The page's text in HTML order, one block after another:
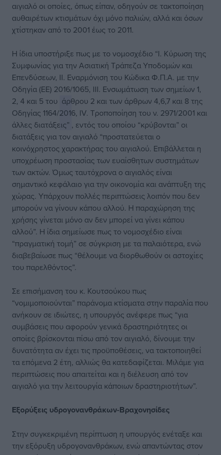
αιγιαλό οι οποίες, όπως είπαν, οδηγούν σε τακτοποίηση
αυθαιρέτων κτισμάτων όχι μόνο παλιών, αλλά και όσων
χτίστηκαν από το 2001 έως το 2011.
Η ίδια υποστήριξε πως με το νομοσχέδιο “I. Κύρωση της
Συμφωνίας για την Ασιατική Τράπεζα Υποδομών και
Επενδύσεων, II. Εναρμόνιση του Κώδικα Φ.Π.Α. με την
Οδηγία (ΕΕ) 2016/1065, III. Ενσωμάτωση των σημείων 1,
2, 4 και 5 του άρθρου 2 και των άρθρων 4,6,7 και 8 της
Οδηγίας 1164/2016, IV. Τροποποίηση του ν. 2971/2001 και
άλλες διατάξεις” , εντός του οποίου “κρύβονται” οι
διατάξεις για τον αιγιαλό “προστατεύεται ο
κοινόχρηστος χαρακτήρας του αιγιαλού. Επιβάλλεται η
υποχρέωση προστασίας των ευαίσθητων συστημάτων
των ακτών. Όμως ταυτόχρονα ο αιγιαλός είναι
σημαντικό κεφάλαιο για την οικονομία και ανάπτυξη της
χώρας. Υπάρχουν πολλές περιπτώσεις λοιπόν που δεν
μπορούν να γίνουν κάπου αλλού. Η παραχώρηση της
χρήσης γίνεται μόνο αν δεν μπορεί να γίνει κάπου
αλλού”. Η ίδια σημείωσε πως το νομοσχέδιο είναι
“πραγματική τομή” σε σύγκριση με τα παλαιότερα, ενώ
διαβεβαίωσε πως “θέλουμε να διορθωθούν οι αστοχίες
του παρελθόντος”.
Σε επισήμανση του κ. Κουτσούκου πως
“νομιμοποιούνται” παράνομα κτίσματα στην παραλία που
ανήκουν σε ιδιώτες, η υπουργός ανέφερε πως “για
συμβάσεις που αφορούν γενικά δραστηριότητες οι
οποίες βρίσκονται πίσω από τον αιγιαλό, δίνουμε την
δυνατότητα αν έχει τις προϋποθέσεις, να τακτοποιηθεί
τα επόμενα 2 έτη, αλλιώς θα κατεδαφίζεται. Μιλάμε για
περιπτώσεις που απαιτείται και η διέλευση από τον
αιγιαλό για την λειτουργία κάποιων δραστηριοτήτων”.
Εξορύξεις υδρογονανθράκων-Βραχονησίδες
Στην συγκεκριμένη περίπτωση η υπουργός ενέταξε και
την εξόρυξη υδρογονανθράκων, ενώ απαντώντας στον